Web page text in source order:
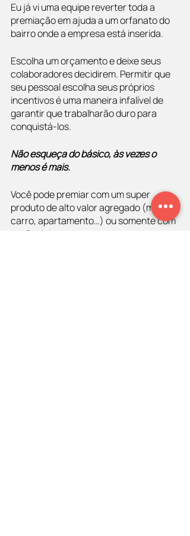
Eu já vi uma equipe reverter toda a
premiação em ajuda a um orfanato do
bairro onde a empresa está inserida.
Escolha um orçamento e deixe seus
colaboradores decidirem. Permitir que
seu pessoal escolha seus próprios
incentivos é uma maneira infalível de
garantir que trabalharão duro para
conquistá-los.
Não esqueça do básico, às vezes o
menos é mais.
Você pode premiar com um super
produto de alto valor agregado (moto,
carro, apartamento…) ou somente com
um final de semana em uma